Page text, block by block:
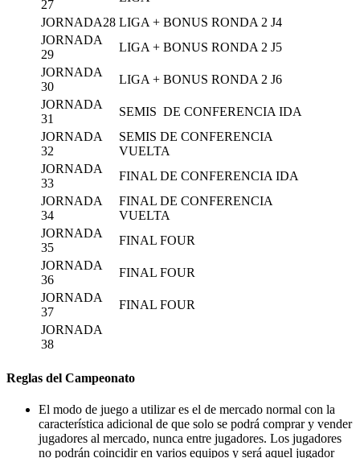
27
JORNADA28 LIGA + BONUS RONDA 2 J4
JORNADA
29
LIGA + BONUS RONDA 2 J5
JORNADA
30
LIGA + BONUS RONDA 2 J6
JORNADA
31
SEMIS DE CONFERENCIA IDA
JORNADA
32
SEMIS DE CONFERENCIA
VUELTA
JORNADA
33
FINAL DE CONFERENCIA IDA
JORNADA
34
FINAL DE CONFERENCIA
VUELTA
JORNADA
35
FINAL FOUR
JORNADA
36
FINAL FOUR
JORNADA
37
FINAL FOUR
JORNADA
38
Reglas del Campeonato
El modo de juego a utilizar es el de mercado normal con la
característica adicional de que solo se podrá comprar y vender
jugadores al mercado, nunca entre jugadores. Los jugadores
no podrán coincidir en varios equipos y será aquel jugador